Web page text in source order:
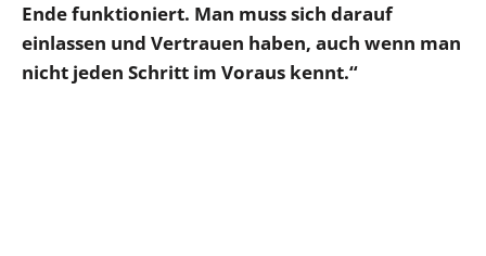
Ende funktioniert. Man muss sich darauf
einlassen und Vertrauen haben, auch wenn man
nicht jeden Schritt im Voraus kennt.“